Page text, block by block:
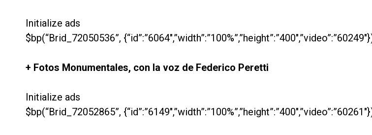
Initialize ads
$bp(“Brid_72050536”,
+ Fotos Monumentales, con la voz de Federico Peretti
Initialize ads
$bp(“Brid_72052865”,